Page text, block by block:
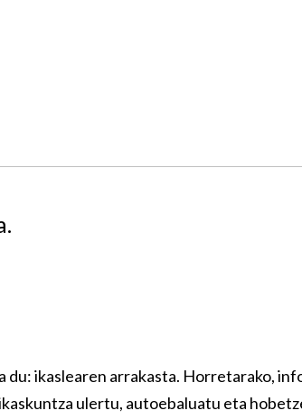
du: ikaslearen arrakasta. Horretarako,
ulertu, autoebaluatu eta